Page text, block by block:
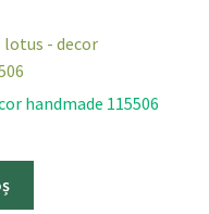
handmade 115506